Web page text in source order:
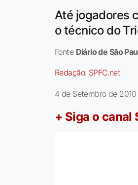
Até jogadores
o técnico do
Fonte Diário de São
Redação: SPFC.net
4 de Setembro de 2010
+ Siga o canal